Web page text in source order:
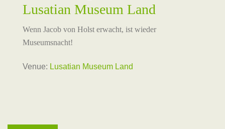
Lusatian Museum Land
Wenn Jacob von Holst erwacht, ist wieder
Museumsnacht!
Venue: Lusatian Museum Land